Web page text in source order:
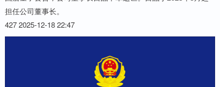
担任公司董事长。
427 2025-12-18 22:47